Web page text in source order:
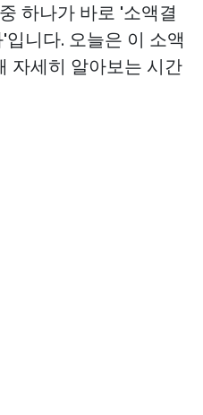
하나가 바로 '소액결
입니다. 오늘은 이 소액
자세히 알아보는 시간